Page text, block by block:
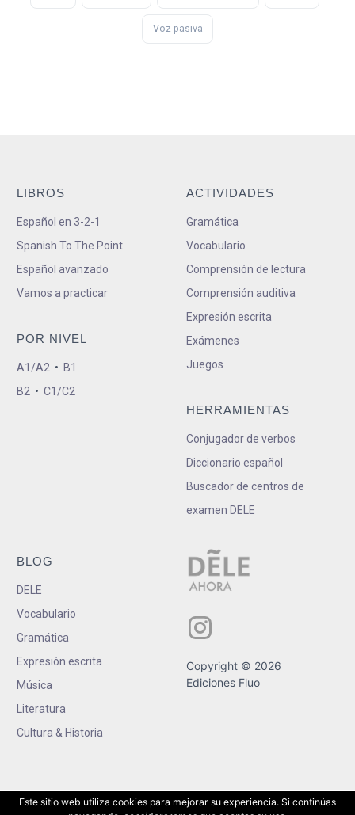
Voz pasiva
LIBROS
Español en 3-2-1
Spanish To The Point
Español avanzado
Vamos a practicar
POR NIVEL
A1/A2 • B1
B2 • C1/C2
ACTIVIDADES
Gramática
Vocabulario
Comprensión de lectura
Comprensión auditiva
Expresión escrita
Exámenes
Juegos
HERRAMIENTAS
Conjugador de verbos
Diccionario español
Buscador de centros de
examen DELE
BLOG
DELE
Vocabulario
Gramática
Expresión escrita
Música
Literatura
Cultura & Historia
Copyright © 2026
Ediciones Fluo
Este sitio web utiliza cookies para mejorar su experiencia. Si continúas